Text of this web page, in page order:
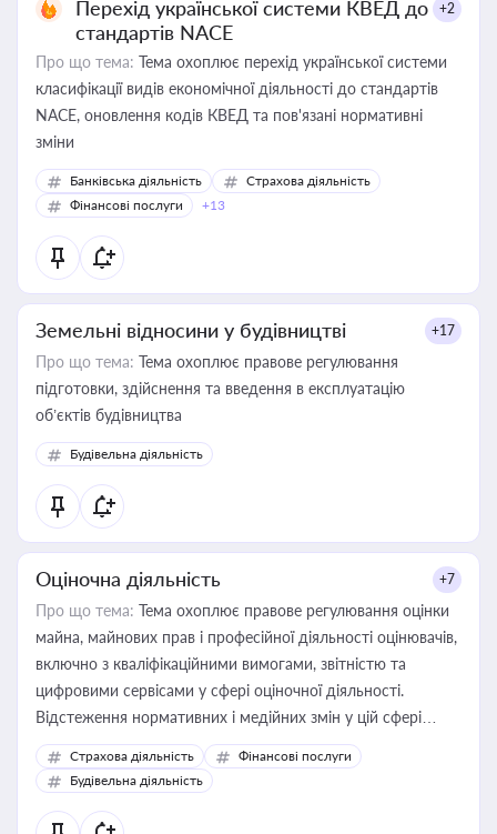
Перехід української системи КВЕД до
стандартів NACE
+2
Про що тема: Тема охоплює перехід української системи
класифікації видів економічної діяльності до стандартів
NACE, оновлення кодів КВЕД та пов'язані нормативні
зміни
Банківська діяльність
Страхова діяльність
Фінансові послуги
+13
Земельні відносини у будівництві +17
Про що тема: Тема охоплює правове регулювання
підготовки, здійснення та введення в експлуатацію
об’єктів будівництва
Будівельна діяльність
Оціночна діяльність +7
Про що тема: Тема охоплює правове регулювання оцінки
майна, майнових прав і професійної діяльності оцінювачів,
включно з кваліфікаційними вимогами, звітністю та
цифровими сервісами у сфері оціночної діяльності.
Відстеження нормативних і медійних змін у цій сфері
корисне для власника бізнесу, керівника, юриста або
бухгалтера під час оподаткування, приватизації, оренди
державного майна, корпоративних угод і перевірки
статусу суб'єктів оціночної діяльності
Страхова діяльність
Фінансові послуги
Будівельна діяльність